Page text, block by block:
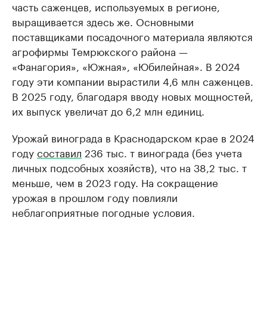
часть саженцев, используемых в регионе,
выращивается здесь же. Основными
поставщиками посадочного материала являются
агрофирмы Темрюкского района —
«Фанагория», «Южная», «Юбилейная». В 2024
году эти компании вырастили 4,6 млн саженцев.
В 2025 году, благодаря вводу новых мощностей,
их выпуск увеличат до 6,2 млн единиц.
Урожай винограда в Краснодарском крае в 2024
годусоставил 236 тыс. т винограда (без учета
личных подсобных хозяйств), что на 38,2 тыс. т
меньше, чем в 2023 году. На сокращение
урожая в прошлом году повлияли
неблагоприятные погодные условия.